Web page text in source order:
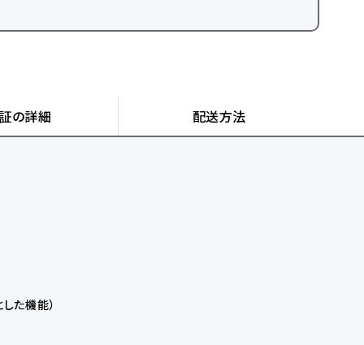
の詳細 配送方法
た機能）